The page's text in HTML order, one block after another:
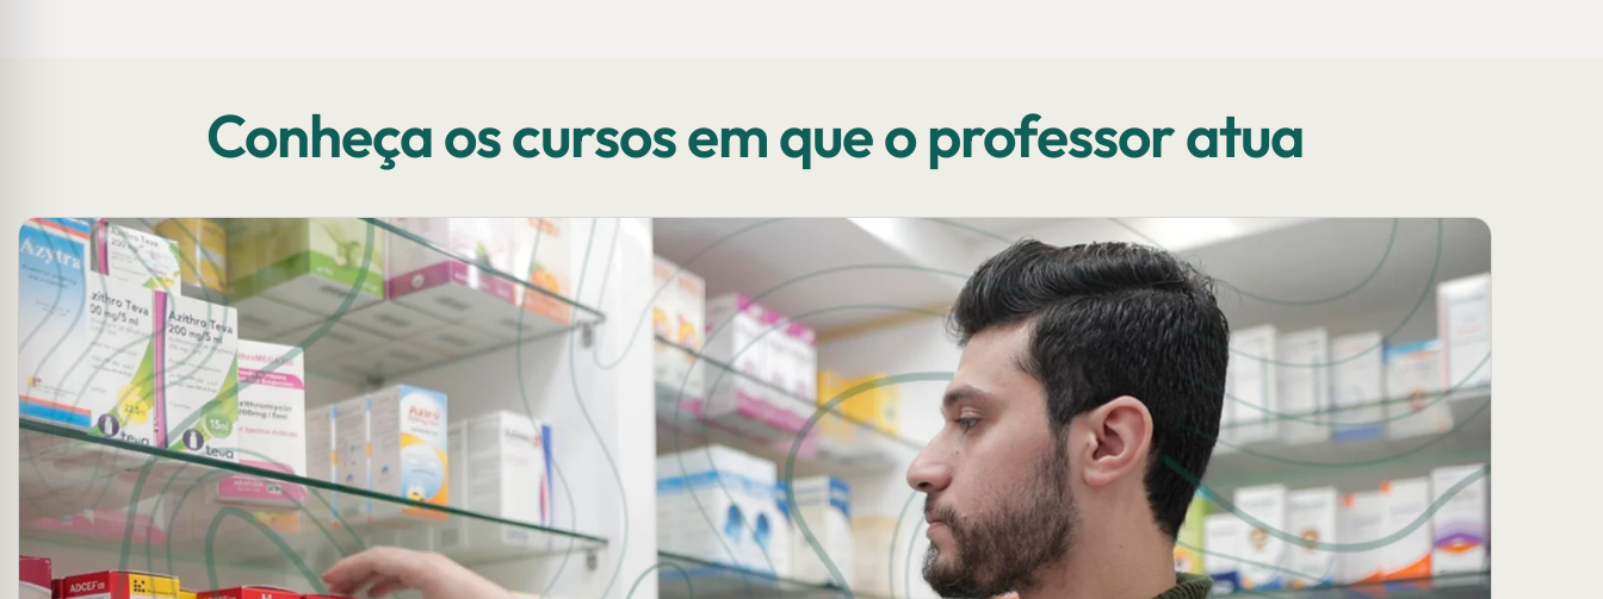
Conheça os cursos em que o professor atua